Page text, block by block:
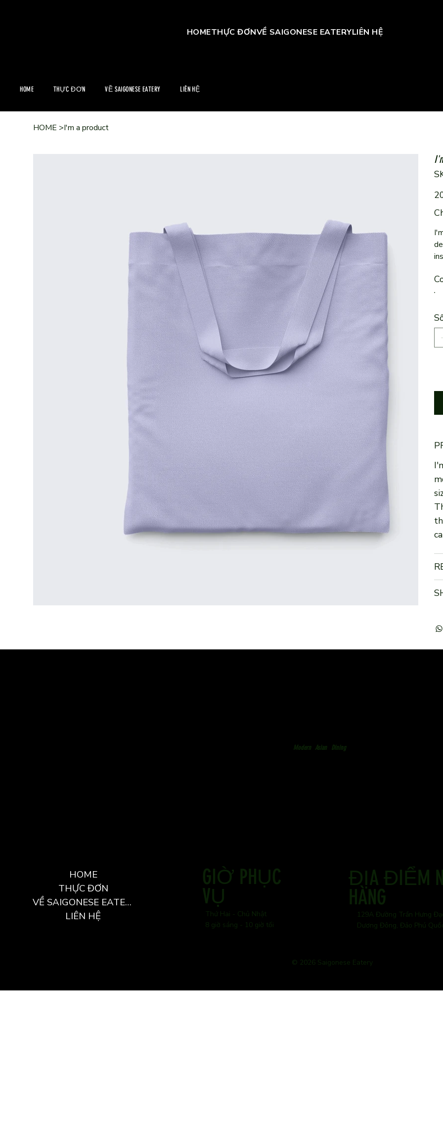
HOME THỰC ĐƠN VỀ SAIGONESE EATERY LIÊN HỆ
HOMETHỰC ĐƠNVỀ SAIGONESE EATERYLIÊN HỆ
HOME >I'm a product
Modern Asian Dining
HOME
THỰC ĐƠN
VỀ SAIGONESE EATERY
LIÊN HỆ
GIỜ PHỤC
VỤ
Thứ Hai - Chủ Nhật
8 giờ sáng - 10 giờ tối
ĐỊA ĐIỂM
HÀNG
129A Đường Trần Hưng
Dương Đông, Đảo Phú
© 2026 Saigonese Eatery